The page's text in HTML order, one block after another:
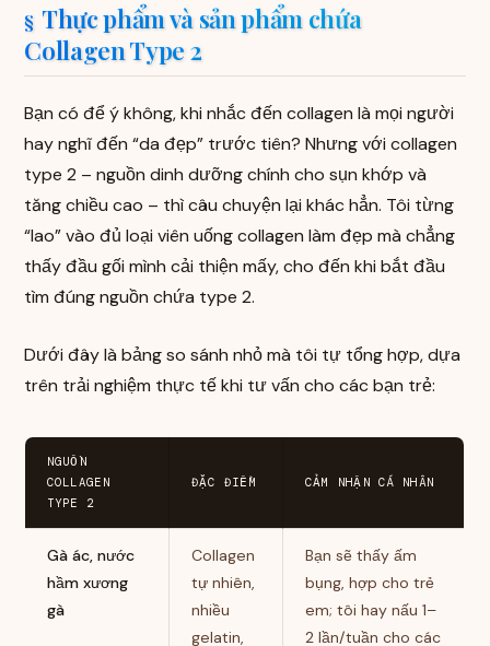
Thực phẩm và sản phẩm chứa
Collagen Type 2
Bạn có để ý không, khi nhắc đến collagen là mọi người
hay nghĩ đến “da đẹp” trước tiên? Nhưng với collagen
type 2 – nguồn dinh dưỡng chính cho sụn khớp và
tăng chiều cao – thì câu chuyện lại khác hẳn. Tôi từng
“lao” vào đủ loại viên uống collagen làm đẹp mà chẳng
thấy đầu gối mình cải thiện mấy, cho đến khi bắt đầu
tìm đúng nguồn chứa type 2.
Dưới đây là bảng so sánh nhỏ mà tôi tự tổng hợp, dựa
trên trải nghiệm thực tế khi tư vấn cho các bạn trẻ:
NGUỒN
COLLAGEN
TYPE 2
ĐẶC ĐIỂM CẢM NHẬN CÁ NHÂN
Gà ác, nước
hầm xương
gà
Collagen
tự nhiên,
nhiều
gelatin,
Bạn sẽ thấy ấm
bụng, hợp cho trẻ
em; tôi hay nấu 1–
2 lần/tuần cho các